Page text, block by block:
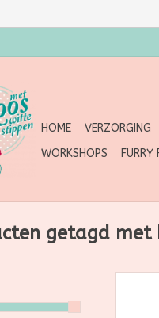
HOME VERZORGING
WORKSHOPS
FURRY
getagd met